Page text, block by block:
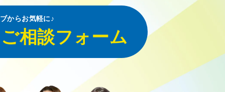
からお気軽に♪
相談フォーム